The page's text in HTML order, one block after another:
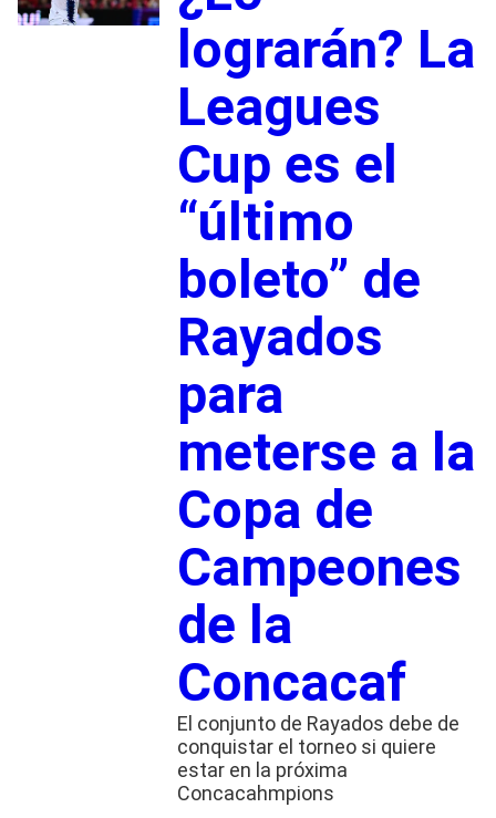
lograrán? La
Leagues
Cup es el
“último
boleto” de
Rayados
para
meterse a la
Copa de
Campeones
de la
Concacaf
El conjunto de Rayados debe de
conquistar el torneo si quiere
estar en la próxima
Concacahmpions